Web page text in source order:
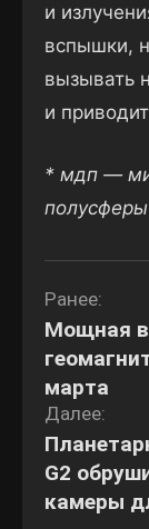
и
вспышки,
вызывать
и
* мдп —
по
Ранее:
Мощная
марта
Далее:
G2
камеры